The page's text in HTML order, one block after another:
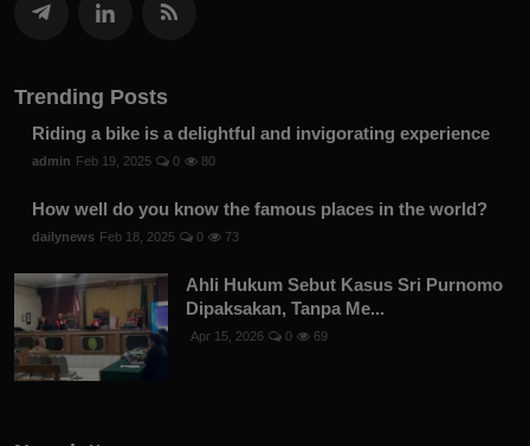
Trending Posts
Riding a bike is a delightful and invigorating experience
admin Feb 19, 2025 0 80
How well do you know the famous places in the world?
dailynews Feb 18, 2025 0 73
Ahli Hukum Sebut Kasus Sri Purnomo
Dipaksakan, Tanpa Me...
Apr 15, 2026 0 69